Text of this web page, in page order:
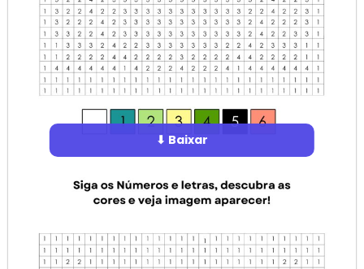
⬇ Baixar